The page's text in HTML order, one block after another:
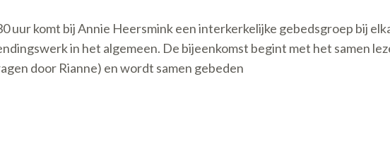
uur komt bij Annie Heersmink een interkerkelijke gebedsgroep bij
in het algemeen. De bijeenkomst begint met het samen
door Rianne) en wordt samen gebeden